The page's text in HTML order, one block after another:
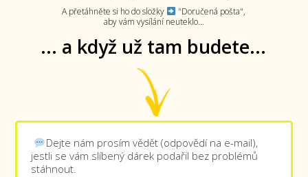
A přetáhněte si ho do složky
"Doručená pošta",
aby vám vysílání neuteklo...
... a když už tam budete...
Dejte nám prosím vědět (odpovědí na e-mail),
jestli se vám slíbený dárek podařil bez problémů
stáhnout.